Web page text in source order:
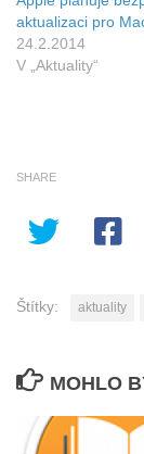
aktualizaci pro
24.2.2014
V „Aktuality“
SHARE
Štítky: aktuality
MOHLO